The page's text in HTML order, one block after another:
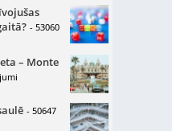
- 53060
– Monte
- 50647